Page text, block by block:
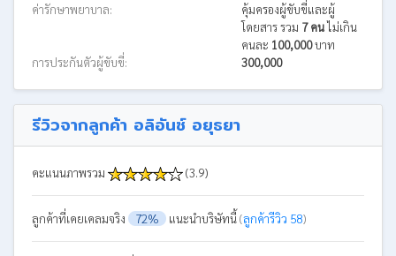
ค่ารักษาพยาบาล:
คุ้มครองผู้ขับขี่และผู้
โดยสาร รวม 7 คนไม่เกิน
คนละ 100,000บาท
การประกันตัวผู้ขับขี่:
300,000
รีวิวจากลูกค้า อลิอันซ์ อยุธยา
คะแนนภาพรวม (3.9)
ลูกค้าที่เคยเคลมจริง 72% แนะนำบริษัทนี้(ลูกค้ารีวิว 58)